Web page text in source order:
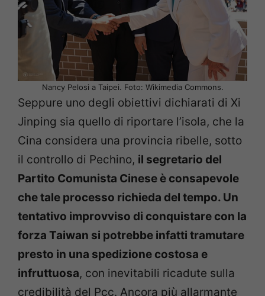
Nancy Pelosi a Taipei. Foto: Wikimedia Commons.
Seppure uno degli obiettivi dichiarati di Xi
Jinping sia quello di riportare l’isola, che la
Cina considera una provincia ribelle, sotto
il controllo di Pechino, il segretario del
Partito Comunista Cinese è consapevole
che tale processo richieda del tempo. Un
tentativo improvviso di conquistare con la
forza Taiwan si potrebbe infatti tramutare
presto in una spedizione costosa e
infruttuosa, con inevitabili ricadute sulla
credibilità del Pcc. Ancora più allarmante